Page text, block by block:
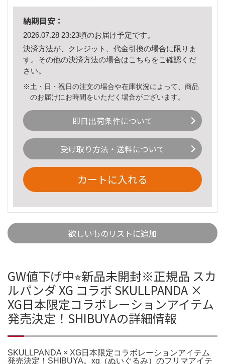
納期目安：
2026.07.28 23:23頃のお届け予定です。
決済方法が、クレジット、代金引換の場合に限りま
す。その他の決済方法の場合はこちら をご確認くだ
さい。
※土・日・祝日の注文の場合や在庫状況によって、商品
のお届けにお時間をいただく場合がございます。
即日出荷条件について
受け取り方法・送料について
カートに入れる
欲しいものリストに追加
GW値下げ中⭐︎新品未開封※正規品 スカ
ルパンダ XG コラボ SKULLPANDA ×
XG日本限定コラボレーションアイテム
発売決定！SHIBUYAの詳細情報
SKULLPANDA × XG日本限定コラボレーションアイテム
発売決定！SHIBUYA。xg（ぬいぐるみ）のフリマアイテ